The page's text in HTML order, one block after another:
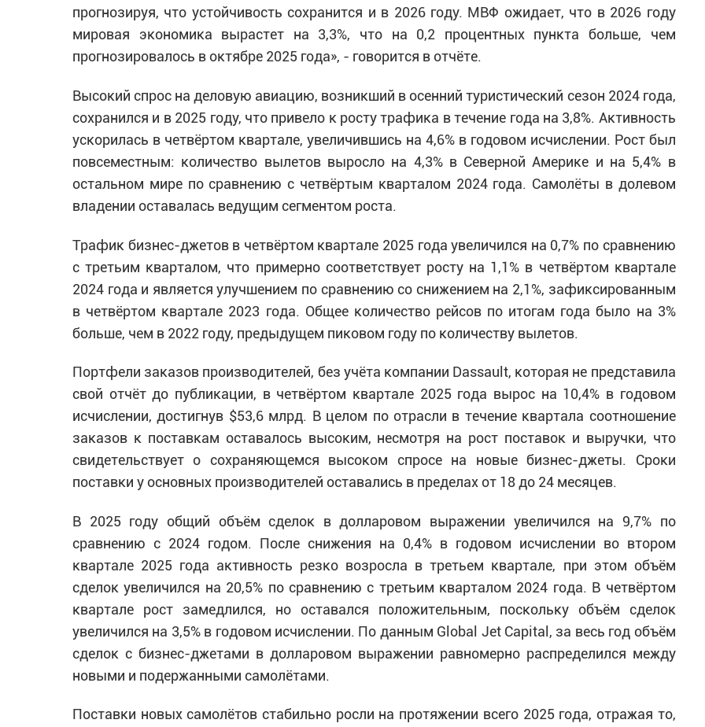
прогнозируя, что устойчивость сохранится и в 2026 году. МВФ ожидает, что в 2026 году
мировая экономика вырастет на 3,3%, что на 0,2 процентных пункта больше, чем
прогнозировалось в октябре 2025 года», - говорится в отчёте.
Высокий спрос на деловую авиацию, возникший в осенний туристический сезон 2024 года,
сохранился и в 2025 году, что привело к росту трафика в течение года на 3,8%. Активность
ускорилась в четвёртом квартале, увеличившись на 4,6% в годовом исчислении. Рост был
повсеместным: количество вылетов выросло на 4,3% в Северной Америке и на 5,4% в
остальном мире по сравнению с четвёртым кварталом 2024 года. Самолёты в долевом
владении оставалась ведущим сегментом роста.
Трафик бизнес-джетов в четвёртом квартале 2025 года увеличился на 0,7% по сравнению
с третьим кварталом, что примерно соответствует росту на 1,1% в четвёртом квартале
2024 года и является улучшением по сравнению со снижением на 2,1%, зафиксированным
в четвёртом квартале 2023 года. Общее количество рейсов по итогам года было на 3%
больше, чем в 2022 году, предыдущем пиковом году по количеству вылетов.
Портфели заказов производителей, без учёта компании Dassault, которая не представила
свой отчёт до публикации, в четвёртом квартале 2025 года вырос на 10,4% в годовом
исчислении, достигнув $53,6 млрд. В целом по отрасли в течение квартала соотношение
заказов к поставкам оставалось высоким, несмотря на рост поставок и выручки, что
свидетельствует о сохраняющемся высоком спросе на новые бизнес-джеты. Сроки
поставки у основных производителей оставались в пределах от 18 до 24 месяцев.
В 2025 году общий объём сделок в долларовом выражении увеличился на 9,7% по
сравнению с 2024 годом. После снижения на 0,4% в годовом исчислении во втором
квартале 2025 года активность резко возросла в третьем квартале, при этом объём
сделок увеличился на 20,5% по сравнению с третьим кварталом 2024 года. В четвёртом
квартале рост замедлился, но оставался положительным, поскольку объём сделок
увеличился на 3,5% в годовом исчислении. По данным Global Jet Capital, за весь год объём
сделок с бизнес-джетами в долларовом выражении равномерно распределился между
новыми и подержанными самолётами.
Поставки новых самолётов стабильно росли на протяжении всего 2025 года, отражая то,